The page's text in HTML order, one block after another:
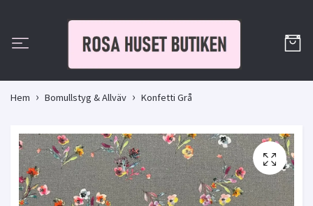
Hem Bomullstyg & Allväv Konfetti Grå